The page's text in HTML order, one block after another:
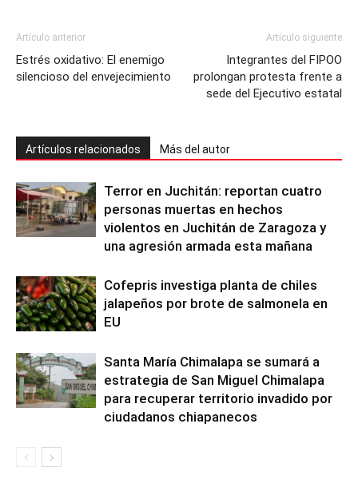
Artículo anterior
Estrés oxidativo: El enemigo
silencioso del envejecimiento
Artículo siguiente
Integrantes del FIPOO
prolongan protesta frente a
sede del Ejecutivo estatal
Artículos relacionados Más del autor
Terror en Juchitán: reportan cuatro
personas muertas en hechos
violentos en Juchitán de Zaragoza y
una agresión armada esta mañana
Cofepris investiga planta de chiles
jalapeños por brote de salmonela en
EU
Santa María Chimalapa se sumará a
estrategia de San Miguel Chimalapa
para recuperar territorio invadido por
ciudadanos chiapanecos